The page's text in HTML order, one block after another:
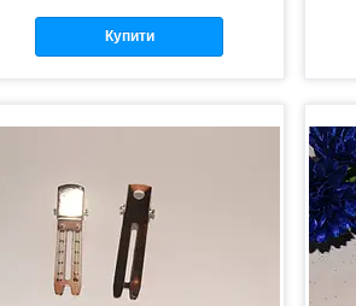
Купити